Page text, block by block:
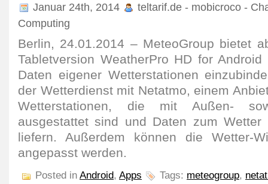
Januar 24th, 2014
teltarif.de - mobicroco -
Computing
Berlin, 24.01.2014 – MeteoGroup bietet
Tabletversion WeatherPro HD for
Daten eigener Wetterstationen
der Wetterdienst mit Netatmo, einem
Wetterstationen, die mit Außen-
ausgestattet sind und Daten zum Wetter
liefern. Außerdem können die Wetter-
angepasst werden.
Posted in Android, Apps Tags: meteogroup,